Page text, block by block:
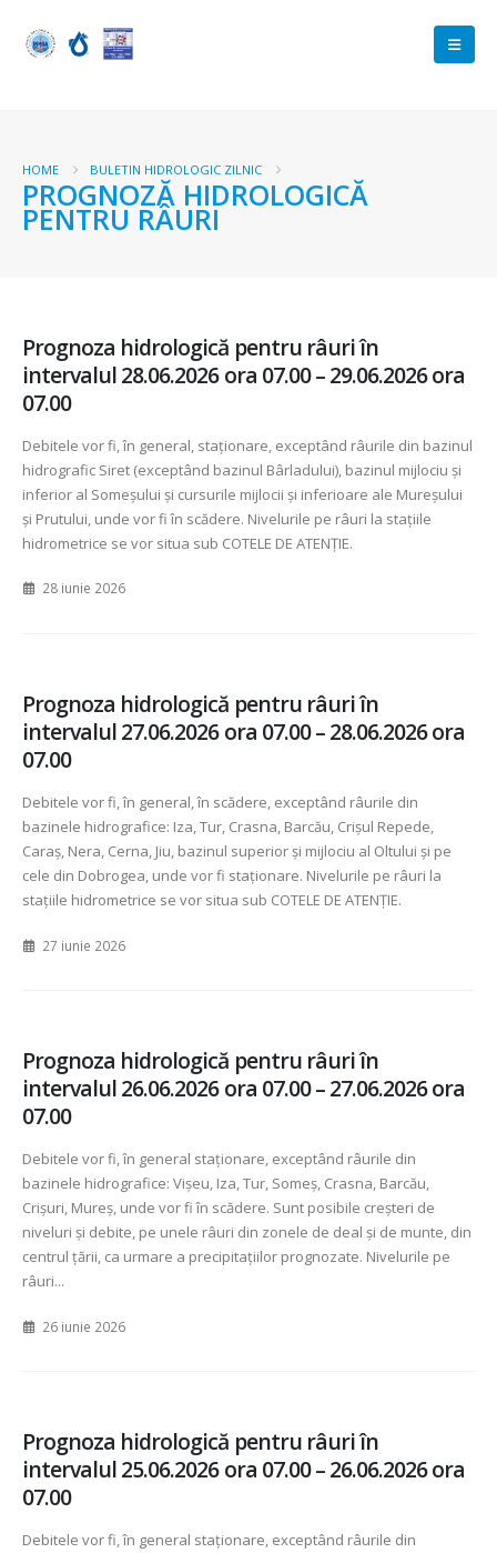
HOME BULETIN HIDROLOGIC ZILNIC
PROGNOZĂ HIDROLOGICĂ
PENTRU RÂURI
Prognoza hidrologică pentru râuri în
intervalul 28.06.2026 ora 07.00 – 29.06.2026 ora
07.00
Debitele vor fi, în general, staționare, exceptând râurile din bazinul
hidrografic Siret (exceptând bazinul Bârladului), bazinul mijlociu și
inferior al Someșului și cursurile mijlocii și inferioare ale Mureșului
și Prutului, unde vor fi în scădere. Nivelurile pe râuri la stațiile
hidrometrice se vor situa sub COTELE DE ATENȚIE.
28 iunie 2026
Prognoza hidrologică pentru râuri în
intervalul 27.06.2026 ora 07.00 – 28.06.2026 ora
07.00
Debitele vor fi, în general, în scădere, exceptând râurile din
bazinele hidrografice: Iza, Tur, Crasna, Barcău, Crișul Repede,
Caraș, Nera, Cerna, Jiu, bazinul superior și mijlociu al Oltului și pe
cele din Dobrogea, unde vor fi staționare. Nivelurile pe râuri la
stațiile hidrometrice se vor situa sub COTELE DE ATENȚIE.
27 iunie 2026
Prognoza hidrologică pentru râuri în
intervalul 26.06.2026 ora 07.00 – 27.06.2026 ora
07.00
Debitele vor fi, în general staționare, exceptând râurile din
bazinele hidrografice: Vișeu, Iza, Tur, Someș, Crasna, Barcău,
Crișuri, Mureș, unde vor fi în scădere. Sunt posibile creșteri de
niveluri și debite, pe unele râuri din zonele de deal și de munte, din
centrul țării, ca urmare a precipitațiilor prognozate. Nivelurile pe
râuri...
26 iunie 2026
Prognoza hidrologică pentru râuri în
intervalul 25.06.2026 ora 07.00 – 26.06.2026 ora
07.00
Debitele vor fi, în general staționare, exceptând râurile din